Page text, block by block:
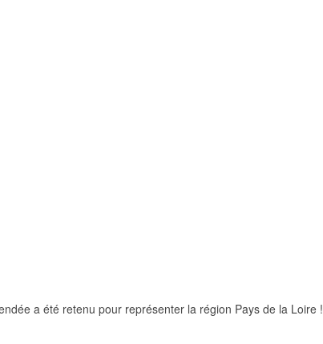
a été retenu pour représenter la région Pays de la Loire !